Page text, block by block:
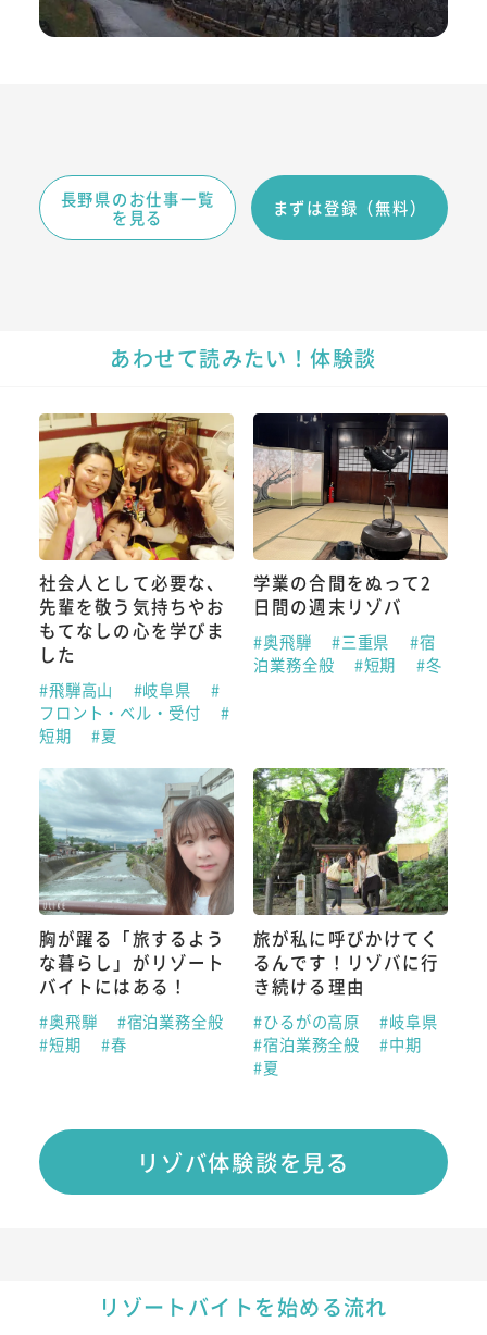
長野県のお仕事一覧
を見る
まずは登録（無料）
あわせて読みたい！体験談
社会人として必要な、
先輩を敬う気持ちやお
もてなしの心を学びま
した
#飛騨高山 #岐阜県
#
フロント・ベル・受付
#
短期
#夏
学業の合間をぬって2
日間の週末リゾバ
#奥飛騨 #三重県
#宿
泊業務全般
#短期 #冬
胸が躍る「旅するよう
な暮らし」がリゾート
バイトにはある！
#奥飛騨
#宿泊業務全般
#短期
#春
旅が私に呼びかけてく
るんです！リゾバに行
き続ける理由
#ひるがの高原
#岐阜県
#宿泊業務全般
#中期
#夏
リゾバ体験談を見る
リゾートバイトを始める流れ